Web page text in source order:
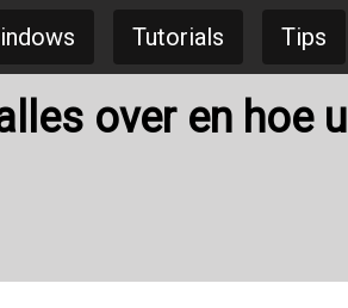
Tutorials Tips
over en hoe u